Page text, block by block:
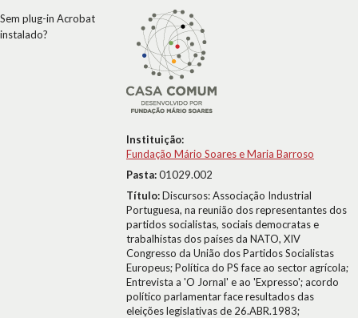
Instituição:
Fundação Mário Soares e Maria Barroso
Pasta:01029.002
Título:Discursos: Associação Industrial
Portuguesa, na reunião dos representantes dos
partidos socialistas, sociais democratas e
trabalhistas dos países da NATO, XIV
Congresso da União dos Partidos Socialistas
Europeus; Política do PS face ao sector agrícola;
Entrevista a 'O Jornal' e ao 'Expresso'; acordo
político parlamentar face resultados das
eleições legislativas de 26.ABR.1983;
Sem plug-in Acrobat
instalado?